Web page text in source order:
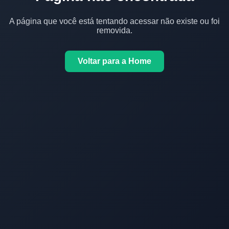
A página que você está tentando acessar não existe ou foi
removida.
Voltar para a Home